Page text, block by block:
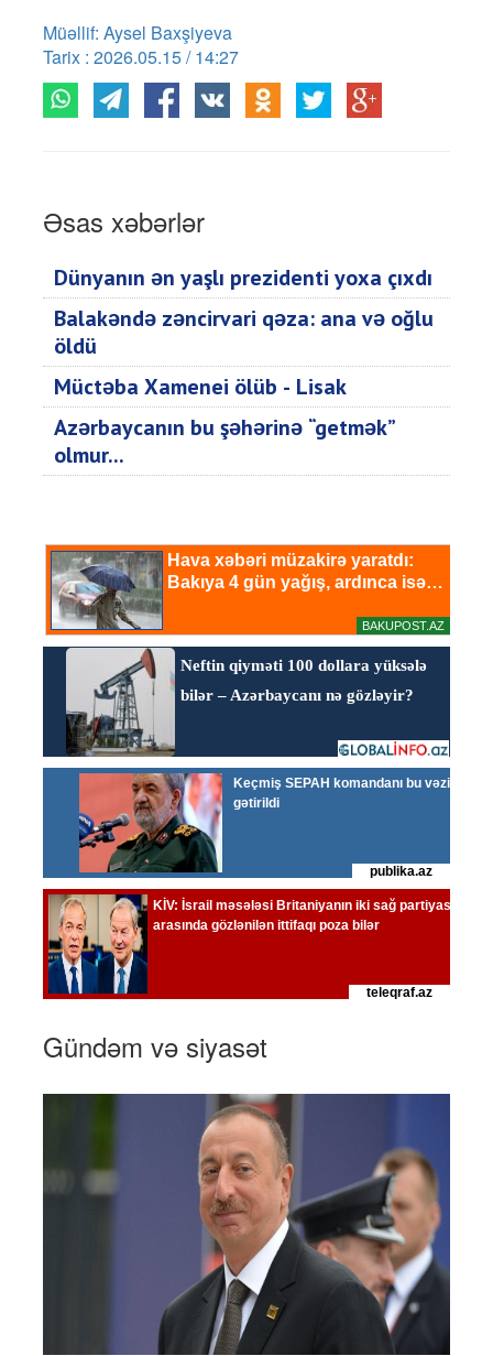
Müəllif: Aysel Baxşiyeva
Tarix : 2026.05.15 / 14:27
Əsas xəbərlər
Dünyanın ən yaşlı prezidenti yoxa çıxdı
Balakəndə zəncirvari qəza: ana və oğlu
öldü
Müctəba Xamenei ölüb - Lisak
Azərbaycanın bu şəhərinə “getmək”
olmur...
Gündəm və siyasət